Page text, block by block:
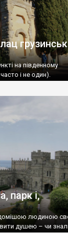
на південному
і не один).
парк і,
людиною
душею – чи